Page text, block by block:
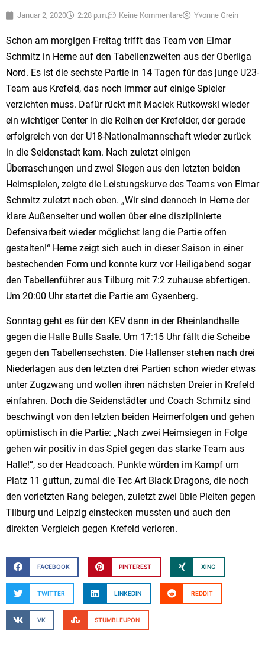
Januar 2, 2020 2:28 p.m. Keine Kommentare Yvonne Grein
Schon am morgigen Freitag trifft das Team von Elmar
Schmitz in Herne auf den Tabellenzweiten aus der Oberliga
Nord. Es ist die sechste Partie in 14 Tagen für das junge U23-
Team aus Krefeld, das noch immer auf einige Spieler
verzichten muss. Dafür rückt mit Maciek Rutkowski wieder
ein wichtiger Center in die Reihen der Krefelder, der gerade
erfolgreich von der U18-Nationalmannschaft wieder zurück
in die Seidenstadt kam. Nach zuletzt einigen
Überraschungen und zwei Siegen aus den letzten beiden
Heimspielen, zeigte die Leistungskurve des Teams von Elmar
Schmitz zuletzt nach oben. „Wir sind dennoch in Herne der
klare Außenseiter und wollen über eine disziplinierte
Defensivarbeit wieder möglichst lang die Partie offen
gestalten!“ Herne zeigt sich auch in dieser Saison in einer
bestechenden Form und konnte kurz vor Heiligabend sogar
den Tabellenführer aus Tilburg mit 7:2 zuhause abfertigen.
Um 20:00 Uhr startet die Partie am Gysenberg.
Sonntag geht es für den KEV dann in der Rheinlandhalle
gegen die Halle Bulls Saale. Um 17:15 Uhr fällt die Scheibe
gegen den Tabellensechsten. Die Hallenser stehen nach drei
Niederlagen aus den letzten drei Partien schon wieder etwas
unter Zugzwang und wollen ihren nächsten Dreier in Krefeld
einfahren. Doch die Seidenstädter und Coach Schmitz sind
beschwingt von den letzten beiden Heimerfolgen und gehen
optimistisch in die Partie: „Nach zwei Heimsiegen in Folge
gehen wir positiv in das Spiel gegen das starke Team aus
Halle!“, so der Headcoach. Punkte würden im Kampf um
Platz 11 guttun, zumal die Tec Art Black Dragons, die noch
den vorletzten Rang belegen, zuletzt zwei üble Pleiten gegen
Tilburg und Leipzig einstecken mussten und auch den
direkten Vergleich gegen Krefeld verloren.
FACEBOOK PINTEREST XING
TWITTER LINKEDIN REDDIT
VK STUMBLEUPON